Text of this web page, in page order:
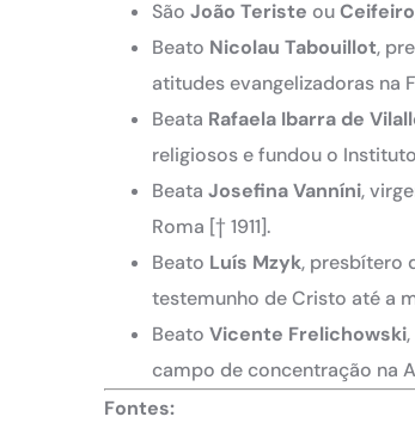
São João Teriste ouCeifeiro
Beato Nicolau Tabouillot,
atitudes evangelizadoras na
Beata Rafaela Ibarra de
religiosos e fundou o
Beata Josefina Vanníni,
Roma [† 1911].
Beato Luís Mzyk, presbítero
testemunho de Cristo até a
Beato Vicente Frelichowski
campo de concentração na
Fontes: